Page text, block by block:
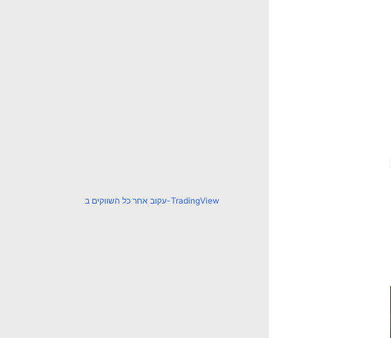
עקוב אחר כל השווקים ב-TradingView